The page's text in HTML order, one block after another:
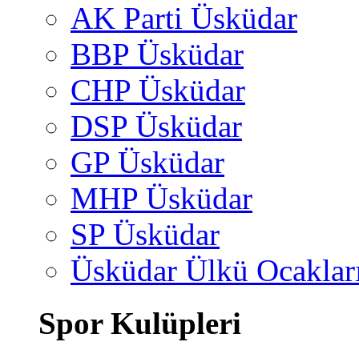
AK Parti Üsküdar
BBP Üsküdar
CHP Üsküdar
DSP Üsküdar
GP Üsküdar
MHP Üsküdar
SP Üsküdar
Üsküdar Ülkü
Spor Kulüpleri